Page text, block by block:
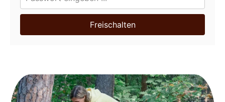
Freischalten